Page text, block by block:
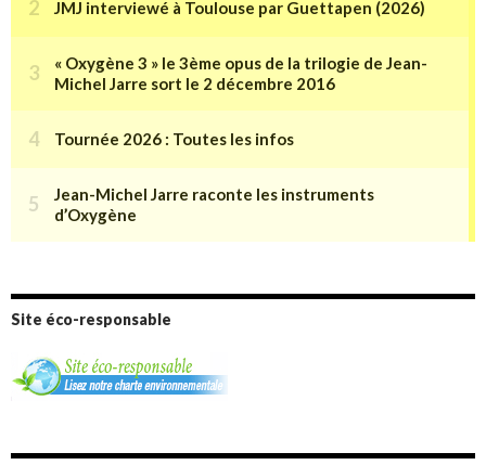
Site éco-responsable